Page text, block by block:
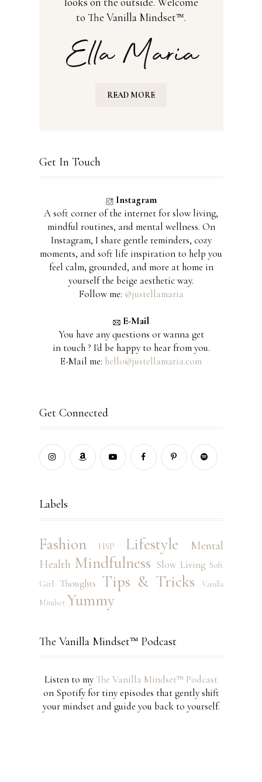
to The Vanilla Mindset™.
READ MORE
Get In Touch
Instagram
A soft corner of the internet for slow living,
mindful routines, and mental wellness. On
Instagram, I share gentle reminders, cozy
moments, and soft life inspiration to help you
feel calm, grounded, and more at home in
yourself the beige aesthetic way.
Follow me: @justellamaria
E-Mail
You have any questions or wanna get
in touch ? I'd be happy to hear from you.
E-Mail me: hello@justellamaria.com
Get Connected
Labels
Fashion HSP Lifestyle
Mental
Health Mindfulness Slow Living Soft
Girl
Thoughts Tips & Tricks
Vanilla
Mindset Yummy
The Vanilla Mindset™ Podcast
Listen to myThe Vanilla Mindset™ Podcast
on Spotify for tiny episodes that gently shift
your mindset and guide you back to yourself.